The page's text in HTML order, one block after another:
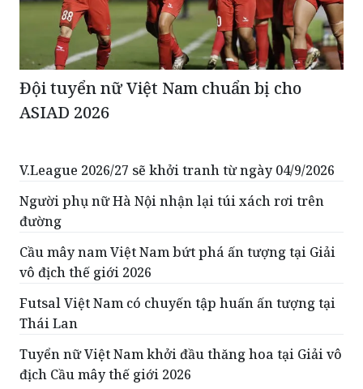
Đội tuyển nữ Việt Nam chuẩn bị cho
ASIAD 2026
V.League 2026/27 sẽ khởi tranh từ ngày 04/9/2026
Người phụ nữ Hà Nội nhận lại túi xách rơi trên
đường
Cầu mây nam Việt Nam bứt phá ấn tượng tại Giải
vô địch thế giới 2026
Futsal Việt Nam có chuyến tập huấn ấn tượng tại
Thái Lan
Tuyển nữ Việt Nam khởi đầu thăng hoa tại Giải vô
địch Cầu mây thế giới 2026